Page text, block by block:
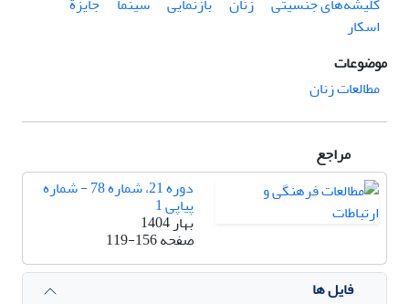
اسکار
موضوعات
مطالعات زنان
مراجع
دوره 21، شماره 78 - شماره
پیاپی 1
بهار 1404
صفحه119-156
فایل ها